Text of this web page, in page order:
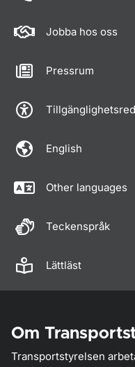
Jobba hos oss
Pressrum
English
Other languages
Teckenspråk
Lättläst
Om
Transportstyrelsen